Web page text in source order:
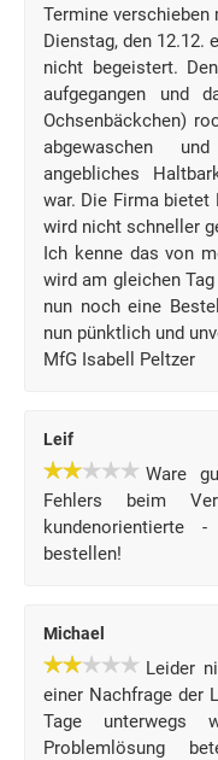
Termine
Dienstag, den 12.12.
nicht begeistert.
aufgegangen und
Ochsenbäckchen)
abgewaschen
angebliches
war. Die Firma bietet
wird nicht schneller
Ich kenne das von
wird am gleichen
nun noch eine
nun pünktlich und
MfG Isabell Peltzer
Leif
Ware
Fehlers beim
bestellen!
Michael
Leider
einer Nachfrage der
Tage
Problemlösung